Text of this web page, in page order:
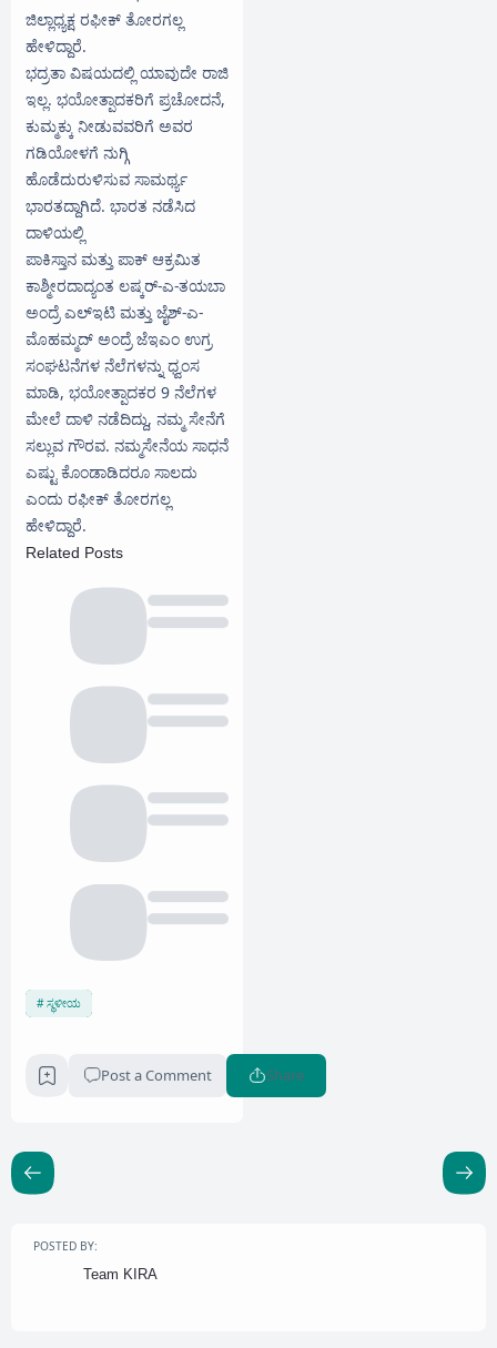
ಜಿಲ್ಲಾಧ್ಯಕ್ಷ ರಫೀಕ್ ತೋರಗಲ್ಲ
ಹೇಳಿದ್ದಾರೆ.
ಭದ್ರತಾ ವಿಷಯದಲ್ಲಿ ಯಾವುದೇ ರಾಜಿ
ಇಲ್ಲ. ಭಯೋತ್ಪಾದಕರಿಗೆ ಪ್ರಚೋದನೆ,
ಕುಮ್ಮಕ್ಕು ನೀಡುವವರಿಗೆ ಅವರ
ಗಡಿಯೋಳಗೆ ನುಗ್ಗಿ
ಹೊಡೆದುರುಳಿಸುವ ಸಾಮರ್ಥ್ಯ
ಭಾರತದ್ದಾಗಿದೆ. ಭಾರತ ನಡೆಸಿದ
ದಾಳಿಯಲ್ಲಿ
ಪಾಕಿಸ್ತಾನ ಮತ್ತು ಪಾಕ್ ಆಕ್ರಮಿತ
ಕಾಶ್ಮೀರದಾದ್ಯಂತ ಲಷ್ಕರ್-ಎ-ತಯಬಾ
ಅಂದ್ರೆ ಎಲ್‌ಇಟಿ ಮತ್ತು ಜೈಶ್-ಎ-
ಮೊಹಮ್ಮದ್ ಅಂದ್ರೆ ಜೆಇಎಂ ಉಗ್ರ
ಸಂಘಟನೆಗಳ ನೆಲೆಗಳನ್ನು ಧ್ವಂಸ
ಮಾಡಿ, ಭಯೋತ್ಪಾದಕರ 9 ನೆಲೆಗಳ
ಮೇಲೆ ದಾಳಿ ನಡೆದಿದ್ದು, ನಮ್ಮ ಸೇನೆಗೆ
ಸಲ್ಲುವ ಗೌರವ. ನಮ್ಮ‌ಸೇನೆಯ ಸಾಧನೆ
ಎಷ್ಟು ಕೊಂಡಾಡಿದರೂ ಸಾಲದು
ಎಂದು ರಫೀಕ್ ತೋರಗಲ್ಲ
ಹೇಳಿದ್ದಾರೆ.‌
Related Posts
ಸ್ಥಳೀಯ
Post a Comment Share
POSTED BY:
Team KIRA